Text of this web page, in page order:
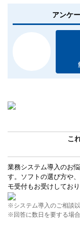
アンケ
こ
業務システム導入のお
す。ソフトの選び方や
モ受付もお受けしており
※システム導入のご相談
※回答に数日を要する場合